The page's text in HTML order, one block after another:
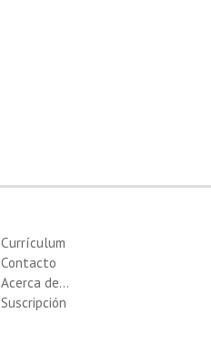
Currículum
Contacto
Acerca de…
Suscripción